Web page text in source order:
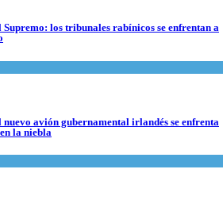
los tribunales rabínicos se enfrentan a
avión gubernamental irlandés se enfrenta
la niebla